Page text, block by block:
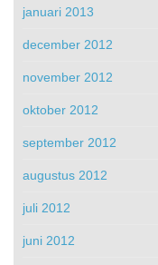
januari 2013
december 2012
november 2012
oktober 2012
september 2012
augustus 2012
juli 2012
juni 2012